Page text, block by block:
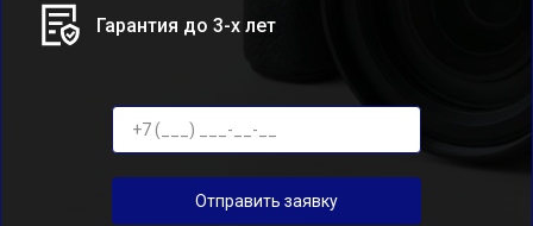
Гарантия до 3-х лет
Отправить заявку